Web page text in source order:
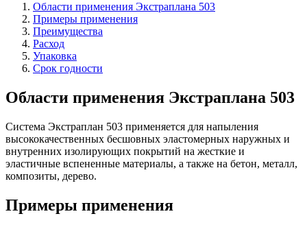
Области применения Экстраплана 503
Примеры применения
Преимущества
Расход
Упаковка
Срок годности
Области применения Экстраплана 503
Система Экстраплан 503 применяется для напыления
высококачественных бесшовных эластомерных наружных и
внутренних изолирующих покрытий на жесткие и
эластичные вспененные материалы, а также на бетон, металл,
композиты, дерево.
Примеры применения